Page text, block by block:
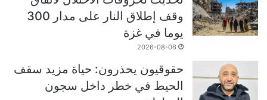
وقف إطلاق النار على مدار 300
يوما في غزة
2026-08-06
حقوقيون يحذرون: حياة مزيد سقف
الحيط في خطر داخل سجون